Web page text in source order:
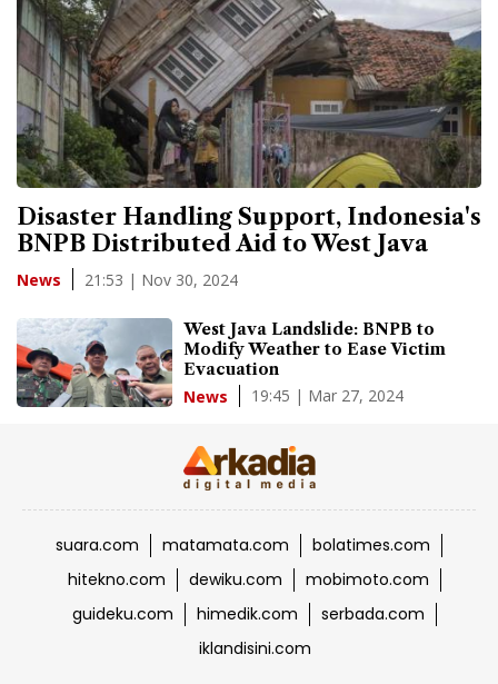
Disaster Handling Support, Indonesia's
BNPB Distributed Aid to West Java
News 21:53 | Nov 30, 2024
West Java Landslide: BNPB to
Modify Weather to Ease Victim
Evacuation
News 19:45 | Mar 27, 2024
suara.com matamata.com
bolatimes.com
hitekno.com
dewiku.com
mobimoto.com
guideku.com
himedik.com
serbada.com
iklandisini.com